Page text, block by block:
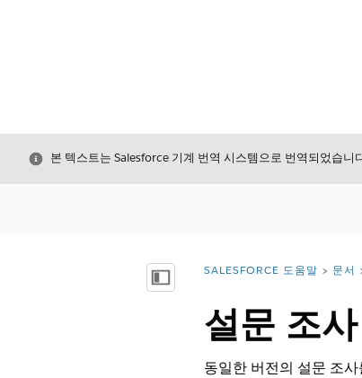
닫기본 텍스트는 Salesforce 기계 번역 시스템으로 번역되었습니
목차 표시 위치:
SALESFORCE 도움말 문서
설문 조
동일한 버전의 설문 조